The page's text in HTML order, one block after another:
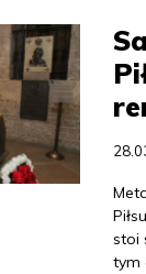
stoi
tym